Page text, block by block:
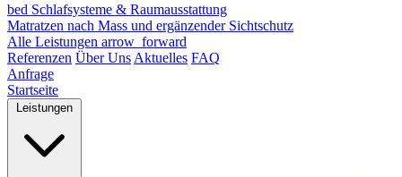
bed Schlafsysteme & Raumausstattung
Matratzen nach Mass und ergänzender Sichtschutz
Alle Leistungen arrow_forward
Referenzen Über Uns Aktuelles FAQ
Anfrage
Startseite